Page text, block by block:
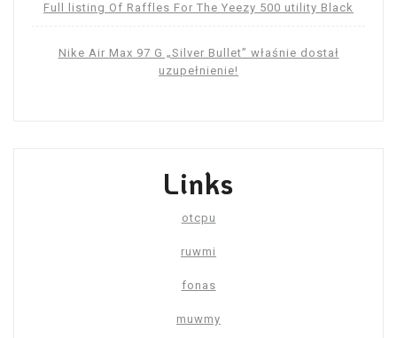
Full listing Of Raffles For The Yeezy 500 utility Black
Nike Air Max 97 G „Silver Bullet” właśnie dostał
uzupełnienie!
Links
otcpu
ruwmi
fonas
muwmy